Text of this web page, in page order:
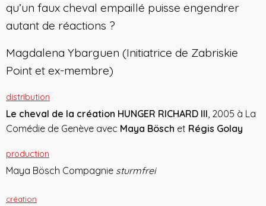
création
qu’un faux cheval empaillé puisse engendrer
autant de réactions ?
Magdalena Ybarguen (Initiatrice de Zabriskie
Point et ex-membre)
distribution
Le cheval de la création HUNGER RICHARD III, 2005 à La
Comédie de Genève avec Maya Bösch et Régis Golay
production
Maya Bösch Compagnie sturmfrei